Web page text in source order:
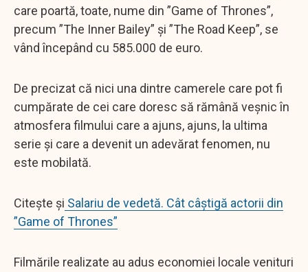
care poartă, toate, nume din ”Game of Thrones”,
precum ”The Inner Bailey” și ”The Road Keep”, se
vând începând cu 585.000 de euro.
De precizat că nici una dintre camerele care pot fi
cumpărate de cei care doresc să rămână veșnic în
atmosfera filmului care a ajuns, ajuns, la ultima
serie și care a devenit un adevărat fenomen, nu
este mobilată.
Citește și Salariu de vedetă. Cât câștigă actorii din
”Game of Thrones”
Filmările realizate au adus economiei locale venituri